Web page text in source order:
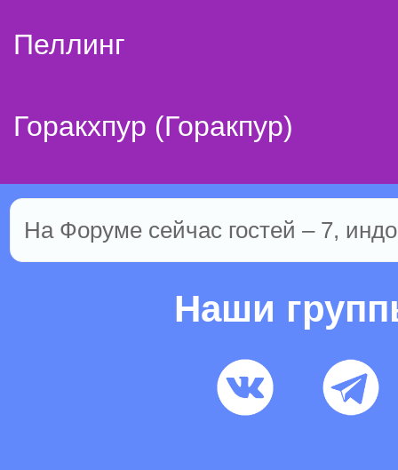
Пеллинг
Горакхпур (Горакпур)
На Форуме сейчас гостей – 7,
Наши